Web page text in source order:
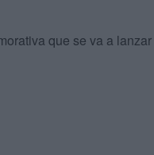
que se va a